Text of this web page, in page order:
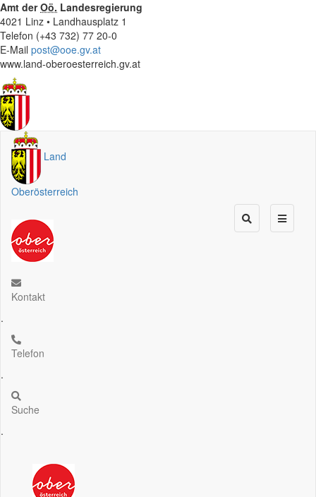
Amt derOö. Landesregierung
4021 Linz • Landhausplatz 1
Telefon (+43 732) 77 20-0
E-Mail post@ooe.gv.at
www.land-oberoesterreich.gv.at
Land
Oberösterreich
Kontakt
.
Telefon
.
Suche
.